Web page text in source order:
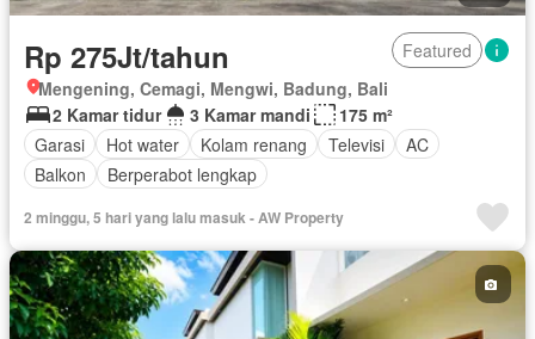
Rp 275Jt/tahun
Featured
Mengening, Cemagi, Mengwi, Badung, Bali
2 Kamar tidur
3 Kamar mandi
175 m²
Garasi
Hot water Kolam renang Televisi
AC
Balkon
Berperabot lengkap
2 minggu, 5 hari yang lalu masuk - AW Property